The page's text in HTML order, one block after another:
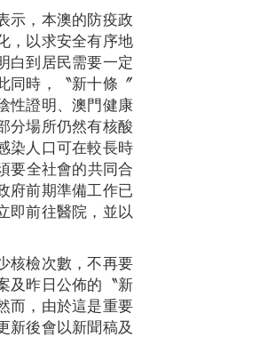
示，本澳的防疫政
，以求安全有序地
白到居民需要一定
同時，〝新十條〞
性證明、澳門健康
分場所仍然有核酸
染人口可在較長時
要全社會的共同合
府前期準備工作已
即前往醫院，並以
核檢次數，不再要
及昨日公佈的〝新
而，由於這是重要
新後會以新聞稿及